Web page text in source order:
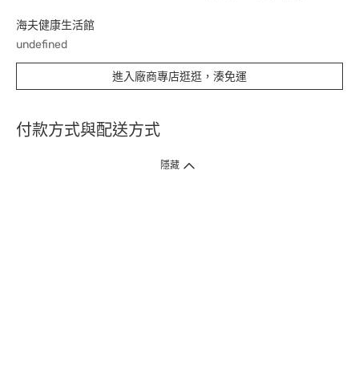
海夫健康生活館
undefined
進入廠商專店逛逛，湊免運
付款方式與配送方式
隱藏